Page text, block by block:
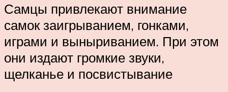
Самцы привлекают внимание
самок заигрыванием, гонками,
играми и выныриванием. При этом
они издают громкие звуки,
щелканье и посвистывание